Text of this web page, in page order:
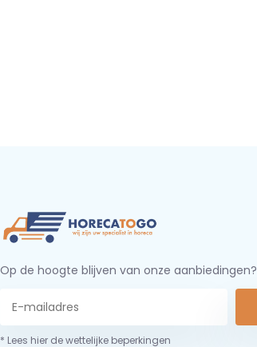
Op de hoogte blijven van onze aanbiedingen?
* Lees hier de wettelijke beperkingen